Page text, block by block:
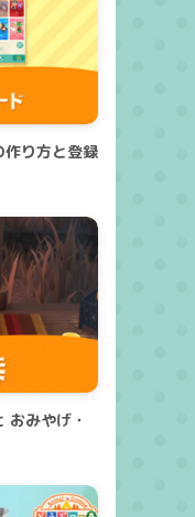
作り方と登録
おみやげ・